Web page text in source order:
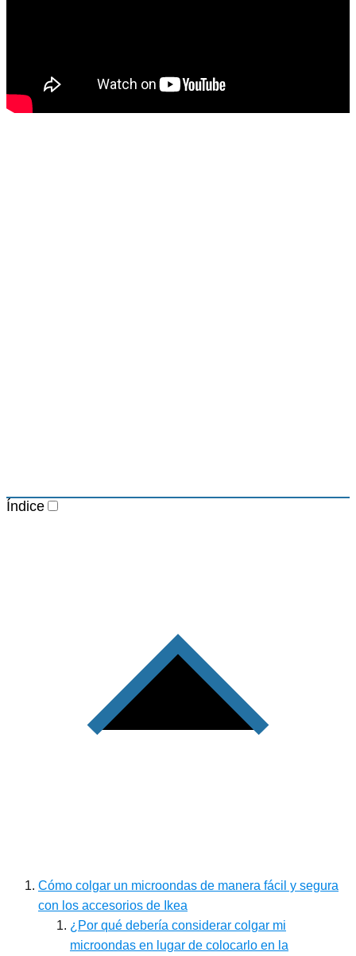
Índice
Cómo colgar un microondas de manera fácil y segura
con los accesorios de Ikea
¿Por qué debería considerar colgar mi
microondas en lugar de colocarlo en la